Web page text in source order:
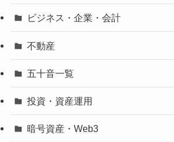
ビジネス・企業・会計
不動産
五十音一覧
投資・資産運用
暗号資産・Web3